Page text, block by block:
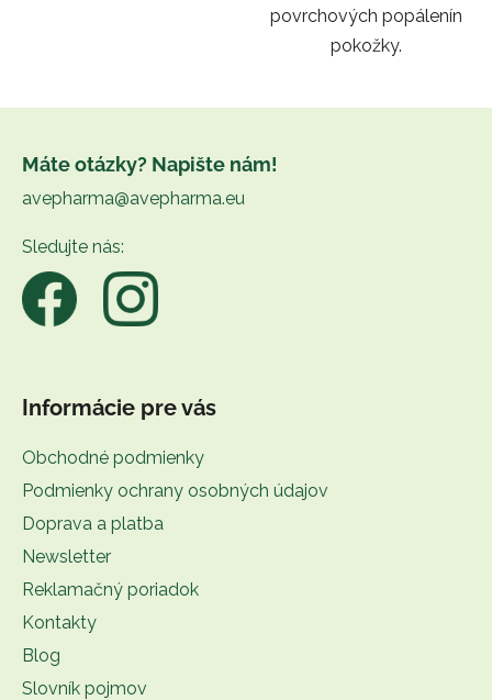
povrchových popálenín
pokožky.
Máte otázky? Napište nám!
avepharma@avepharma.eu
Sledujte nás:
Informácie pre vás
Obchodné podmienky
Podmienky ochrany osobných údajov
Doprava a platba
Newsletter
Reklamačný poriadok
Kontakty
Blog
Slovník pojmov